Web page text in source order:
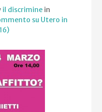
il discrimine in
su Utero in